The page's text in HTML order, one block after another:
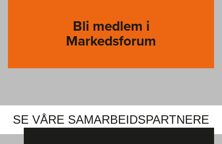
Bli medlem i
Markedsforum
SE VÅRE SAMARBEIDSPARTNERE